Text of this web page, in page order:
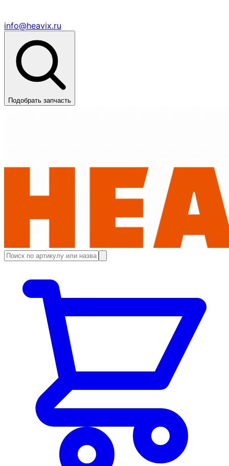
info@heavix.ru
Подобрать запчасть